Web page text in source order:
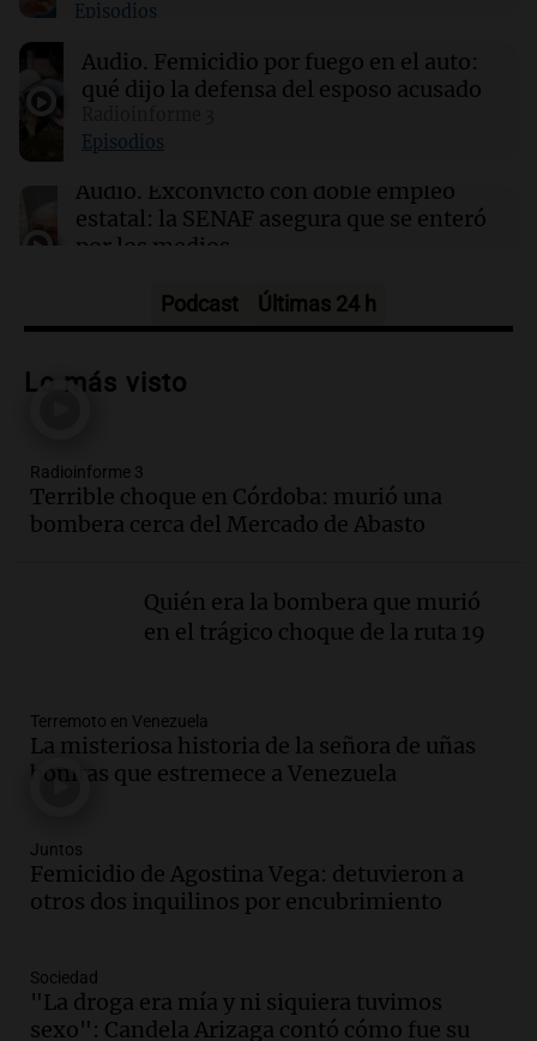
14:04 Tecnología
Hackers acceden a datos de clientes de
Framework en un ciberataque masivo
14:03 Tecnología
Cloudflare presenta Kitesurf, un navegador
diseñado para agentes de IA
Episodios
Audio. Femicidio por fuego en el auto:
qué dijo la defensa del esposo acusado
Episodios
Audio. Exconvicto con doble empleo
estatal: la SENAF asegura que se enteró
por los medios
Caputo | Por Sergio Suppo
Audio.
interior, no se aten los rulos | Por
Adrián Simioni
Tras atrincherarse, la intendenta
interina de Villa Santa Cruz del Lago
Episodios
Audio.La justicia investiga una estafa
millonaria a través de una financiera en
Panorama Federal
Episodios
Audio.Cómo serán los desalojos exprés
ley de propiedad privada
Ahora país
Episodios
Podcast Últimas 24 h
Lo más visto
Radioinforme 3
Terrible choque en Córdoba: murió una
bombera cerca del Mercado de Abasto
Quién era la bombera que murió
en el trágico choque de la ruta 19
Terremoto en Venezuela
La misteriosa historia de la señora de uñas
bonitas que estremece a Venezuela
Juntos
Femicidio de Agostina Vega: detuvieron a
otros dos inquilinos por encubrimiento
Sociedad
"La droga era mía y ni siquiera tuvimos
sexo": Candela Arizaga contó cómo fue su